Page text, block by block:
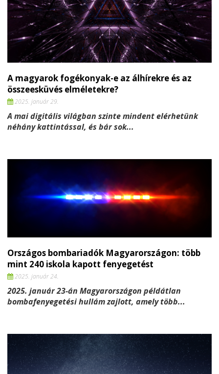
A magyarok fogékonyak-e az álhírekre és az
összeesküvés elméletekre?
2025. január 29.
A mai digitális világban szinte mindent elérhetünk
néhány kattintással, és bár sok...
Országos bombariadók Magyarországon: több
mint 240 iskola kapott fenyegetést
2025. január 24.
2025. január 23-án Magyarországon példátlan
bombafenyegetési hullám zajlott, amely több...